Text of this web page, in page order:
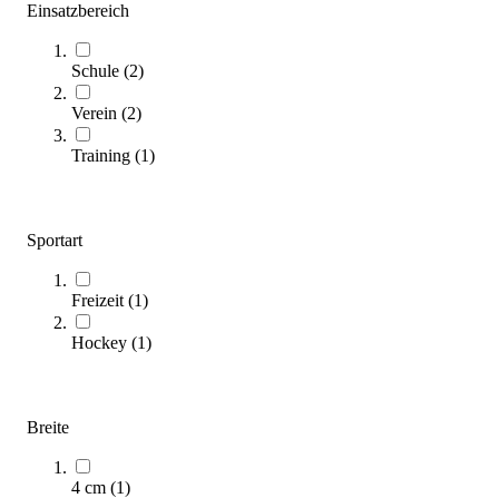
Einsatzbereich
Schule (2)
Verein (2)
Training (1)
Sportart
Freizeit (1)
Hockey (1)
Breite
4 cm (1)
Seilklemme CLAMCLEAT® JUNIOR
6,19 €
Zum Produkt
Fixverschlüsse für Luftballons
12,60 €